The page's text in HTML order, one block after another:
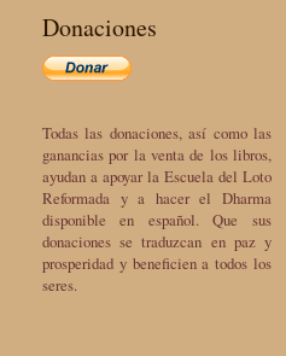
Donaciones
Todas las donaciones, así como las
ganancias por la venta de los libros,
ayudan a apoyar la Escuela del Loto
Reformada y a hacer el Dharma
disponible en español. Que sus
donaciones se traduzcan en paz y
prosperidad y beneficien a todos los
seres.